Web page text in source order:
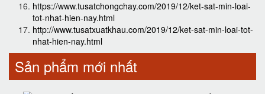
https://www.tusatchongchay.com/2019/12/ket-sat-min-loai-
tot-nhat-hien-nay.html
http://www.tusatxuatkhau.com/2019/12/ket-sat-min-loai-tot-
nhat-hien-nay.html
Sản phẩm mới nhất